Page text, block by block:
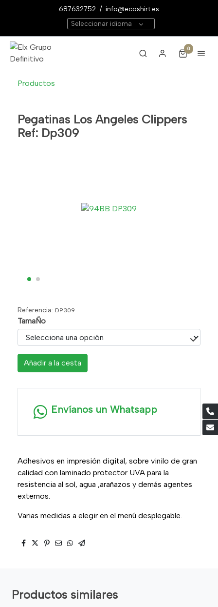
687632752 / info@ecoshirt.es
Seleccionar idioma
0
Productos
Pegatinas Los Angeles Clippers
Ref: Dp309
Referencia: DP309
TamaÑo
Añadir a la cesta
Envíanos un Whatsapp
Adhesivos en impresión digital, sobre vinilo de gran
calidad con laminado protector UVA para la
resistencia al sol, agua ,arañazos y demás agentes
externos.
Varias medidas a elegir en el menú desplegable.
Productos similares